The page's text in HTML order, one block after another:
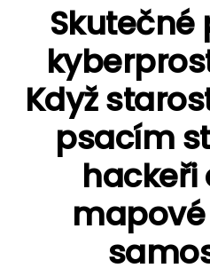
Skutečné
Když
psacím
hackeři